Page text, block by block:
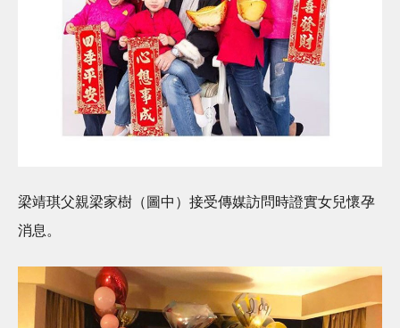
梁靖琪父親梁家樹（圖中）接受傳媒訪問時證實女兒懷孕
消息。